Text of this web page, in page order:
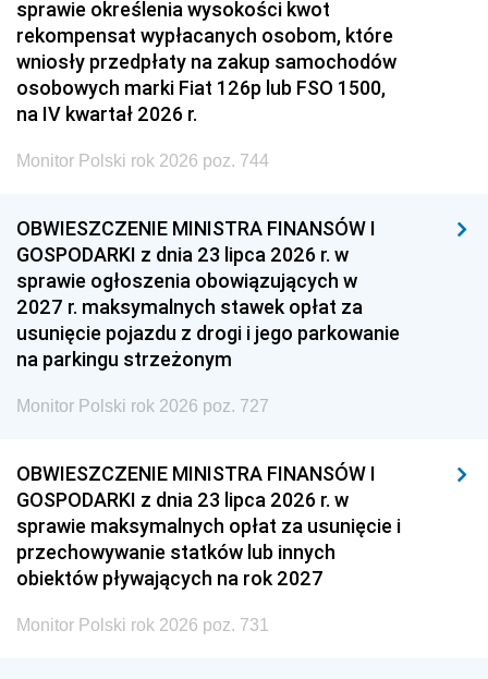
sprawie określenia wysokości kwot
rekompensat wypłacanych osobom, które
wniosły przedpłaty na zakup samochodów
osobowych marki Fiat 126p lub FSO 1500,
na IV kwartał 2026 r.
Monitor Polski rok 2026 poz. 744
OBWIESZCZENIE MINISTRA FINANSÓW I
GOSPODARKI z dnia 23 lipca 2026 r. w
sprawie ogłoszenia obowiązujących w
2027 r. maksymalnych stawek opłat za
usunięcie pojazdu z drogi i jego parkowanie
na parkingu strzeżonym
Monitor Polski rok 2026 poz. 727
OBWIESZCZENIE MINISTRA FINANSÓW I
GOSPODARKI z dnia 23 lipca 2026 r. w
sprawie maksymalnych opłat za usunięcie i
przechowywanie statków lub innych
obiektów pływających na rok 2027
Monitor Polski rok 2026 poz. 731